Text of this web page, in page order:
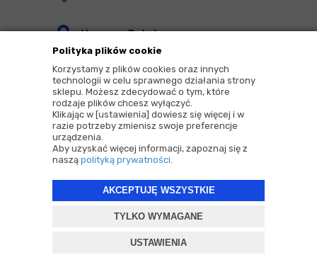
Polityka plików cookie
Korzystamy z plików cookies oraz innych
technologii w celu sprawnego działania strony
sklepu. Możesz zdecydować o tym, które
rodzaje plików chcesz wyłączyć.
Klikając w [ustawienia] dowiesz się więcej i w
razie potrzeby zmienisz swoje preferencje
urządzenia.
Aby uzyskać więcej informacji, zapoznaj się z
naszą polityką prywatności.
AKCEPTUJĘ WSZYSTKIE
TYLKO WYMAGANE
USTAWIENIA
Magazyn Rekcin
Nomos Sp. z o.o. sp.k.
ul. Agrestowa 1
83-010 Rekcin
2026 © Copyrights by |Detailing House